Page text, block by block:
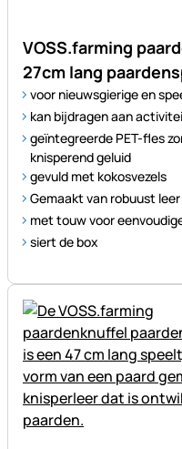
VOSS.farming
27cm lang
voor nieuwsgierige en
kan bijdragen aan
geïntegreerde PET-fles
knisperend geluid
gevuld met kokosvezels
Gemaakt van robuust leer
met touw voor
siert de box